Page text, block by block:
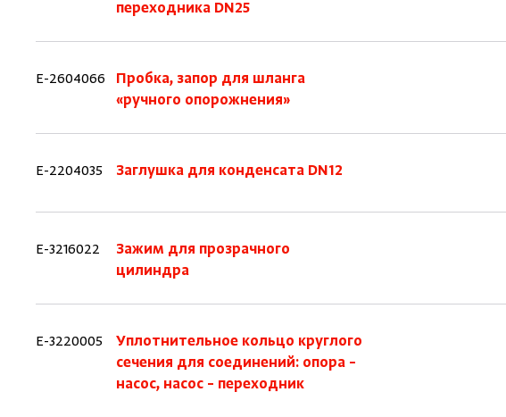
переходника DN25
E-2604066
Пробка, запор для шланга
«ручного опорожнения»
E-2204035 Заглушка для конденсата DN12
E-3216022
Зажим для прозрачного
цилиндра
E-3220005
Уплотнительное кольцо круглого
сечения для соединений: опора –
насос, насос – переходник